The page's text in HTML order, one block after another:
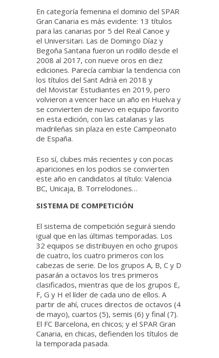
En categoría femenina el dominio del SPAR
Gran Canaria es más evidente: 13 títulos
para las canarias por 5 del Real Canoe y
el Universitari. Las de Domingo Díaz y
Begoña Santana fueron un rodillo desde el
2008 al 2017, con nueve oros en diez
ediciones. Parecía cambiar la tendencia con
los títulos del Sant Adrià en 2018 y
del Movistar Estudiantes en 2019, pero
volvieron a vencer hace un año en Huelva y
se convierten de nuevo en equipo favorito
en esta edición, con las catalanas y las
madrileñas sin plaza en este Campeonato
de España.
Eso sí, clubes más recientes y con pocas
apariciones en los podios se convierten
este año en candidatos al título: Valencia
BC, Unicaja, B. Torrelodones…
SISTEMA DE COMPETICIÓN
El sistema de competición seguirá siendo
igual que en las últimas temporadas. Los
32 equipos se distribuyen en ocho grupos
de cuatro, los cuatro primeros con los
cabezas de serie. De los grupos A, B, C y D
pasarán a octavos los tres primeros
clasificados, mientras que de los grupos E,
F, G y H el líder de cada uno de ellos. A
partir de ahí, cruces directos de octavos (4
de mayo), cuartos (5), semis (6) y final (7).
El FC Barcelona, en chicos; y el SPAR Gran
Canaria, en chicas, defienden los títulos de
la temporada pasada.